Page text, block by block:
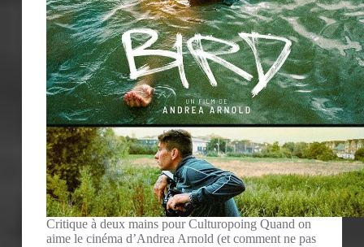
Critique à deux mains pour Culturopoing Quand on
aime le cinéma d’Andrea Arnold (et comment ne pas